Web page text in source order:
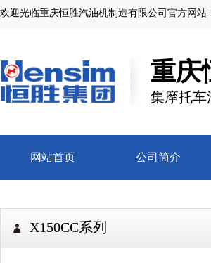
欢迎光临重庆恒胜汽油机制造有限公司 官方网站
重庆
集摩托车
网站首页 公司简介
X150CC系列